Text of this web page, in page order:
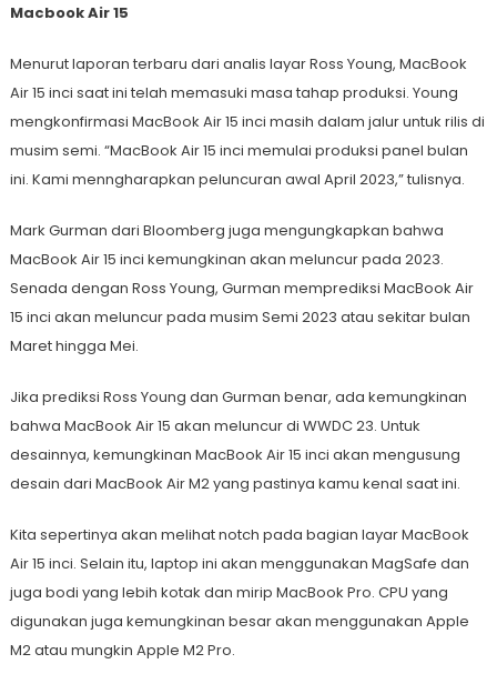
Macbook Air 15
Menurut laporan terbaru dari analis layar Ross Young, MacBook
Air 15 inci saat ini telah memasuki masa tahap produksi. Young
mengkonfirmasi MacBook Air 15 inci masih dalam jalur untuk rilis di
musim semi. “MacBook Air 15 inci memulai produksi panel bulan
ini. Kami menngharapkan peluncuran awal April 2023,” tulisnya.
Mark Gurman dari Bloomberg juga mengungkapkan bahwa
MacBook Air 15 inci kemungkinan akan meluncur pada 2023.
Senada dengan Ross Young, Gurman memprediksi MacBook Air
15 inci akan meluncur pada musim Semi 2023 atau sekitar bulan
Maret hingga Mei.
Jika prediksi Ross Young dan Gurman benar, ada kemungkinan
bahwa MacBook Air 15 akan meluncur di WWDC 23. Untuk
desainnya, kemungkinan MacBook Air 15 inci akan mengusung
desain dari MacBook Air M2 yang pastinya kamu kenal saat ini.
Kita sepertinya akan melihat notch pada bagian layar MacBook
Air 15 inci. Selain itu, laptop ini akan menggunakan MagSafe dan
juga bodi yang lebih kotak dan mirip MacBook Pro. CPU yang
digunakan juga kemungkinan besar akan menggunakan Apple
M2 atau mungkin Apple M2 Pro.